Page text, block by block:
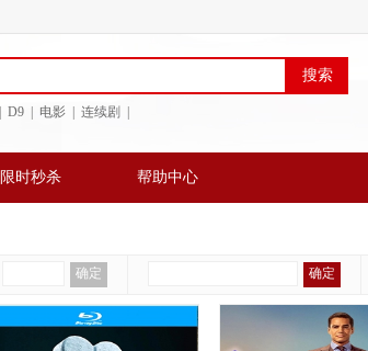
| D9 | 电影 | 连续剧 |
搜索
限时秒杀 帮助中心
确定 确定